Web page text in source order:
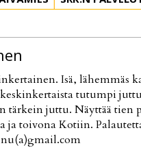
Isä, lähemmäs
tutumpi
tärkein juttu. Näyttää tien
ja toivona Kotiin.